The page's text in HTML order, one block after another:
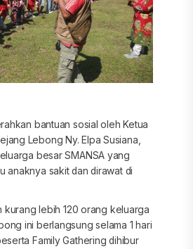
bantuan sosial oleh Ketua
Lebong Ny. Elpa Susiana,
besar SMANSA yang
anaknya sakit dan dirawat di
kurang lebih 120 orang keluarga
ini berlangsung selama 1 hari
Family Gathering dihibur